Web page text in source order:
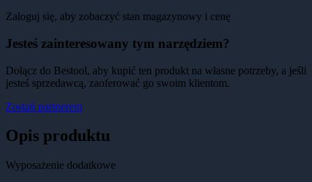
Zaloguj się, aby zobaczyć stan magazynowy i cenę
Jesteś zainteresowany tym narzędziem?
Dołącz do Bestool, aby kupić ten produkt na własne potrzeby, a jeśli
jesteś sprzedawcą, zaoferować go swoim klientom.
Zostań partnerem
Opis produktu
Wyposażenie dodatkowe